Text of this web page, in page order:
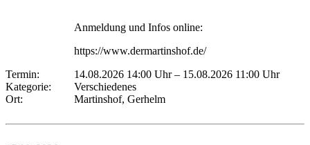
Anmeldung und Infos online:
https://www.dermartinshof.de/
Termin:
14.08.2026 14:00 Uhr– 15.08.2026 11:00 Uhr
Kategorie:
Verschiedenes
Ort:
Martinshof, Gerhelm